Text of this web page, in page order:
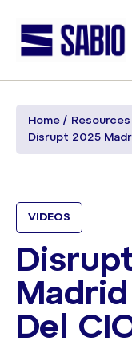
Home Resources
Disrupt 2025
VIDEOS
Del